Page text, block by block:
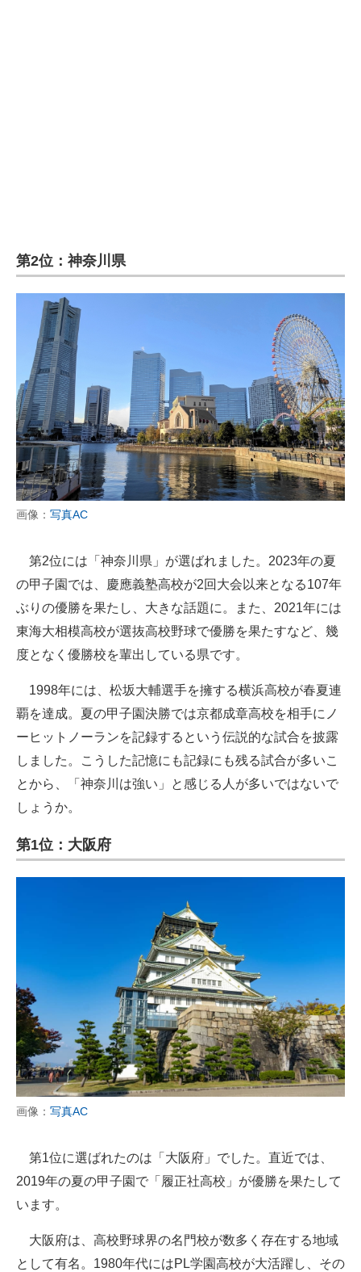
第2位：神奈川県
画像： 写真AC
第2位には「神奈川県」が選ばれました。2023年の夏
の甲子園では、慶應義塾高校が2回大会以来となる107年
ぶりの優勝を果たし、大きな話題に。また、2021年には
東海大相模高校が選抜高校野球で優勝を果たすなど、幾
度となく優勝校を輩出している県です。
1998年には、松坂大輔選手を擁する横浜高校が春夏連
覇を達成。夏の甲子園決勝では京都成章高校を相手にノ
ーヒットノーランを記録するという伝説的な試合を披露
しました。こうした記憶にも記録にも残る試合が多いこ
とから、「神奈川は強い」と感じる人が多いではないで
しょうか。
第1位：大阪府
画像： 写真AC
第1位に選ばれたのは「大阪府」でした。直近では、
2019年の夏の甲子園で「履正社高校」が優勝を果たして
います。
大阪府は、高校野球界の名門校が数多く存在する地域
として有名。1980年代にはPL学園高校が大活躍し、その